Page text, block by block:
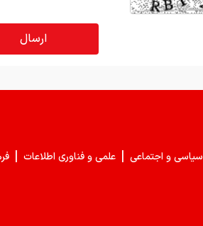
سیاسی و اجتماعی | علمی و فناوری اطلاعات |